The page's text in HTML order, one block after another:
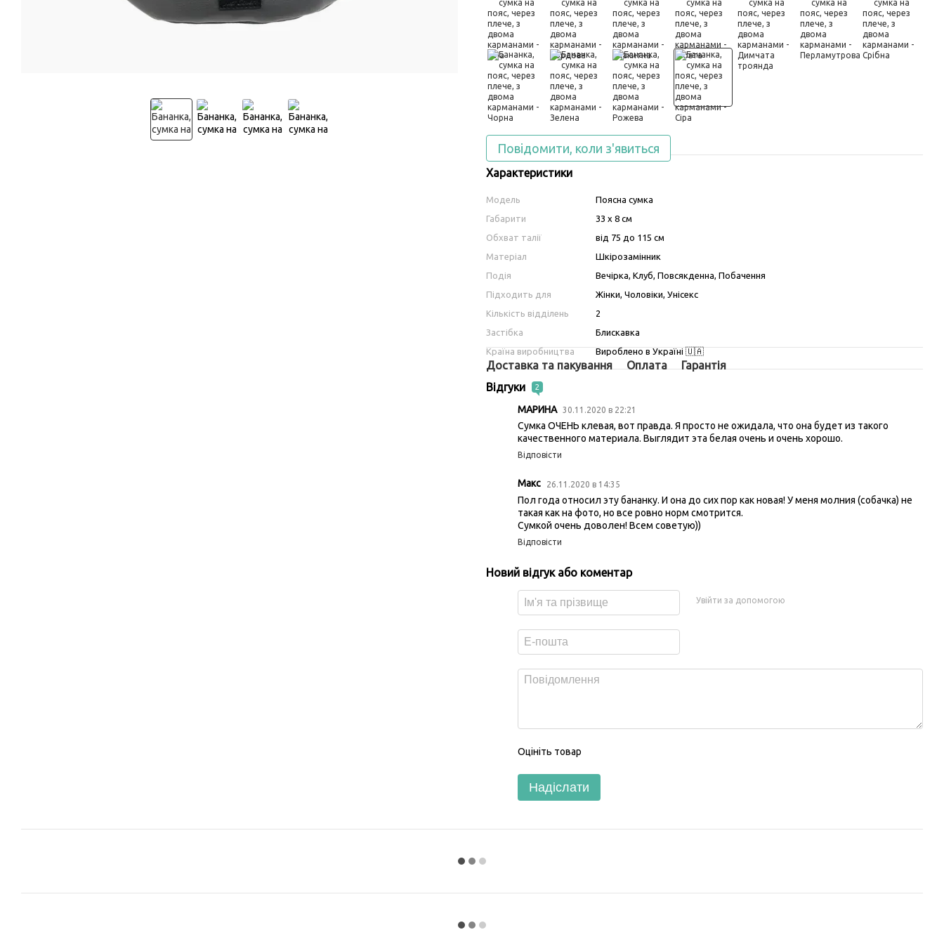
Повідомити, коли з'явиться
Характеристики
Модель
Поясна сумка
Габарити
33 х 8 см
Обхват талії
від 75 до 115 см
Матеріал
Шкірозамінник
Подія
Вечірка, Клуб, Повсякденна, Побачення
Підходить для
Жінки, Чоловіки, Унісекс
Кількість відділень
2
Застібка
Блискавка
Країна виробництва
Вироблено в Україні 🇺🇦
Доставка та пакування Оплата
Гарантія
Відгуки
2
МАРИНА 30.11.2020 в 22:21
Сумка ОЧЕНЬ клевая, вот правда. Я просто не ожидала, что она будет из такого
качественного материала. Выглядит эта белая очень и очень хорошо.
Відповісти
Макс 26.11.2020 в 14:35
Пол года относил эту бананку. И она до сих пор как новая! У меня молния (собачка) не
такая как на фото, но все ровно норм смотрится.
Сумкой очень доволен! Всем советую))
Відповісти
Новий відгук або коментар
Увійти за допомогою
Оцініть товар
Надіслати